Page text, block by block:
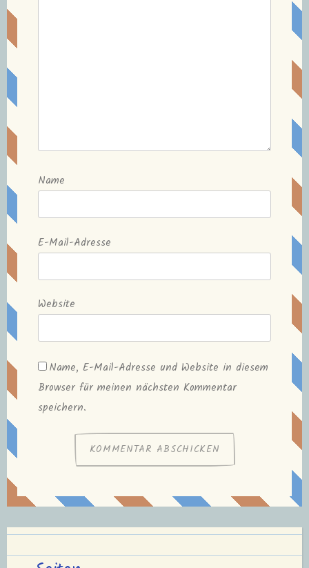
Name
E-Mail-Adresse
Website
Name, E-Mail-Adresse und Website in diesem
Browser für meinen nächsten Kommentar
speichern.